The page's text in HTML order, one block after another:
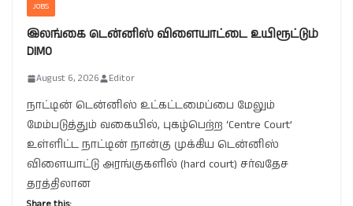
JOBS
இலங்கை டென்னிஸ் விளையாட்டை உயிரூட்டும்
DIMO
August 6, 2026 Editor
நாட்டின் டென்னிஸ் உட்கட்டமைப்பை மேலும்
மேம்படுத்தும் வகையில், புகழ்பெற்ற ‘Centre Court’
உள்ளிட்ட நாட்டின் நான்கு முக்கிய டென்னிஸ்
விளையாட்டு அரங்குகளில் (hard court) சர்வதேச
தரத்திலான